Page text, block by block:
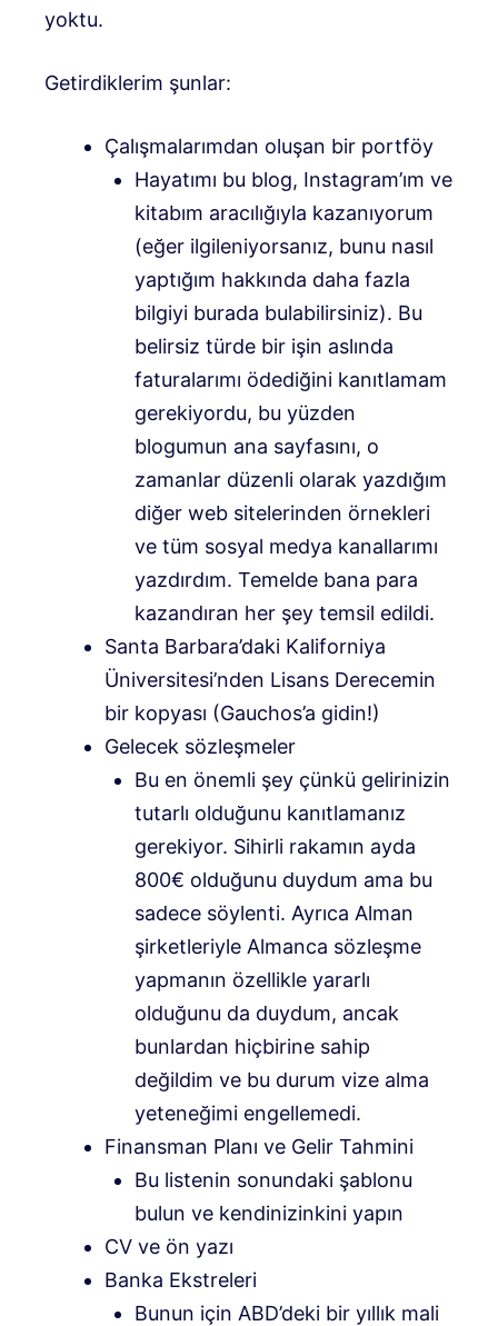
yoktu.
Getirdiklerim şunlar:
Çalışmalarımdan oluşan bir portföy
Hayatımı bu blog, Instagram’ım ve
kitabım aracılığıyla kazanıyorum
(eğer ilgileniyorsanız, bunu nasıl
yaptığım hakkında daha fazla
bilgiyi burada bulabilirsiniz). Bu
belirsiz türde bir işin aslında
faturalarımı ödediğini kanıtlamam
gerekiyordu, bu yüzden
blogumun ana sayfasını, o
zamanlar düzenli olarak yazdığım
diğer web sitelerinden örnekleri
ve tüm sosyal medya kanallarımı
yazdırdım. Temelde bana para
kazandıran her şey temsil edildi.
Santa Barbara’daki Kaliforniya
Üniversitesi’nden Lisans Derecemin
bir kopyası (Gauchos’a gidin!)
Gelecek sözleşmeler
Bu en önemli şey çünkü gelirinizin
tutarlı olduğunu kanıtlamanız
gerekiyor. Sihirli rakamın ayda
800€ olduğunu duydum ama bu
sadece söylenti. Ayrıca Alman
şirketleriyle Almanca sözleşme
yapmanın özellikle yararlı
olduğunu da duydum, ancak
bunlardan hiçbirine sahip
değildim ve bu durum vize alma
yeteneğimi engellemedi.
Finansman Planı ve Gelir Tahmini
Bu listenin sonundaki şablonu
bulun ve kendinizinkini yapın
CV ve ön yazı
Banka Ekstreleri
Bunun için ABD’deki bir yıllık mali